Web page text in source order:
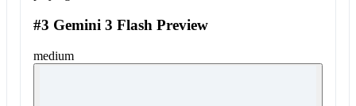
#3 Gemini 3 Flash Preview
medium